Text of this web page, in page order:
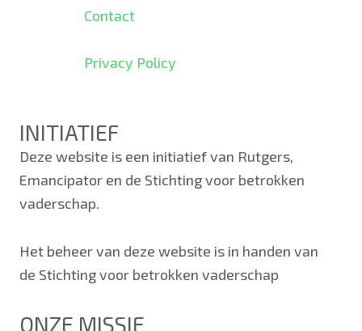
Contact
Privacy Policy
INITIATIEF
Deze website is een initiatief van Rutgers,
Emancipator en de Stichting voor betrokken
vaderschap.
Het beheer van deze website is in handen van
de Stichting voor betrokken vaderschap
ONZE MISSIE